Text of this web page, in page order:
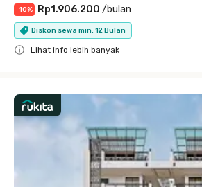
-10% Rp1.906.200 /bulan
Diskon sewa min. 12 Bulan
Lihat info lebih banyak